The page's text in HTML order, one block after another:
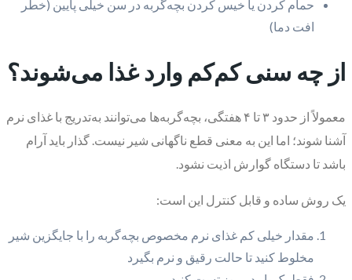
حمام کردن یا خیس کردن بچه‌گربه در سن خیلی پایین (خطر
افت دما)
از چه سنی کم‌کم وارد غذا می‌شوند؟
معمولاً از حدود ۳ تا ۴ هفتگی، بچه‌گربه‌ها می‌توانند به‌تدریج با غذای نرم
آشنا شوند؛ اما این به معنی قطع ناگهانی شیر نیست. گذار باید آرام
باشد تا دستگاه گوارش اذیت نشود.
یک روش ساده و قابل کنترل این است:
مقدار خیلی کم غذای نرم مخصوص بچه‌گربه را با جایگزین شیر
مخلوط کنید تا حالت رقیق و نرم بگیرد